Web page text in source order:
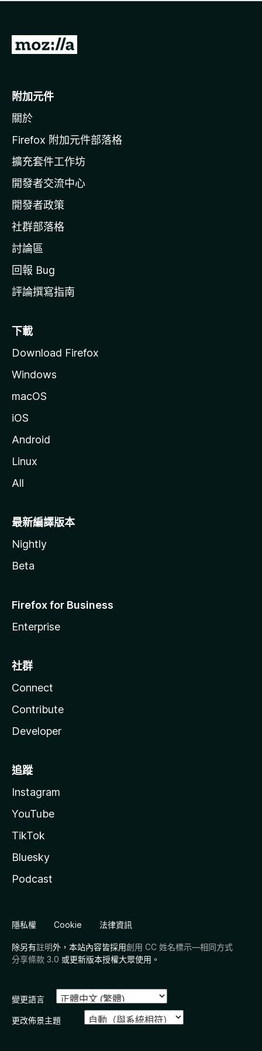
有
前
o
i
l
a
官
網
附加元件
關於
Firefox 附加元件部落格
擴充套件工作坊
開發者交流中心
開發者政策
社群部落格
討論區
回報 Bug
評論撰寫指南
下載
Download Firefox
Windows
macOS
iOS
Android
Linux
All
最新編譯版本
Nightly
Beta
Firefox for Business
Enterprise
社群
Connect
Contribute
Developer
追蹤
Instagram
YouTube
TikTok
Bluesky
Podcast
隱私權 Cookie 法律資訊
除另有註明外，本站內容皆採用創用 CC 姓名標示—相同方式
分享條款 3.0 或更新版本授權大眾使用。
變更語言
更改佈景主題